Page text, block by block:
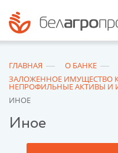
ГЛАВНАЯ О БАНКЕ
ЗАЛОЖЕННОЕ ИМУЩЕСТВО
НЕПРОФИЛЬНЫЕ АКТИВЫ И
ИНОЕ
Иное